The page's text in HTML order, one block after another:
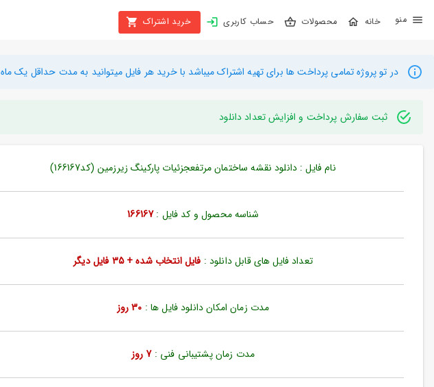
محصولات حساب کاربری خرید اشتراک
بستن
محصولات
اشتراک
کاربری
ثبت
در تو پروژه تمامی پرداخت ها برای تهیه اشتراک میباشد با خرید هر فایل میتوانید به مدت حداقل یک ماه 35 فایل را دانلود کنید
ثبت سفارش پرداخت و افزایش تعداد دانلود
نام فایل : دانلود نقشه ساختمان مرتفعجزئیات پارکینگ زیرزمین (کد166167)
شناسه محصول و کد فایل :166167
تعداد فایل های قابل دانلود : فایل انتخاب شده + 35 فایل دیگر
مدت زمان امکان دانلود فایل ها : 30 روز
مدت زمان پشتیبانی فنی :7 روز